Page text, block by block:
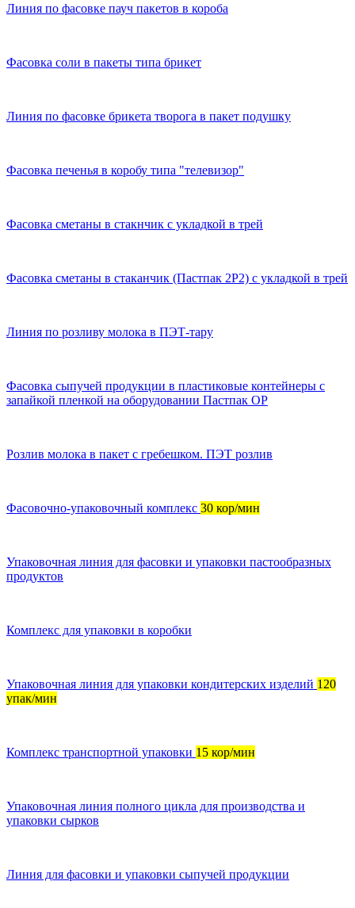
Линия по фасовке пауч пакетов в короба
Фасовка соли в пакеты типа брикет
Линия по фасовке брикета творога в пакет подушку
Фасовка печенья в коробу типа "телевизор"
Фасовка сметаны в стакнчик с укладкой в трей
Фасовка сметаны в стаканчик (Пастпак 2Р2) с укладкой в трей
Линия по розливу молока в ПЭТ-тару
Фасовка сыпучей продукции в пластиковые контейнеры с
запайкой пленкой на оборудовании Пастпак ОР
Розлив молока в пакет с гребешком. ПЭТ розлив
Фасовочно-упаковочный комплекс 30 кор/мин
Упаковочная линия для фасовки и упаковки пастообразных
продуктов
Комплекс для упаковки в коробки
Упаковочная линия для упаковки кондитерских изделий 120
упак/мин
Комплекс транспортной упаковки 15 кор/мин
Упаковочная линия полного цикла для производства и
упаковки сырков
Линия для фасовки и упаковки сыпучей продукции